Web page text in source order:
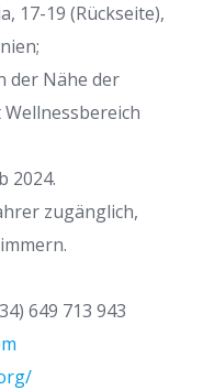
17-19 (Rückseite),
der Nähe der
2024.
zugänglich,
649 713 943